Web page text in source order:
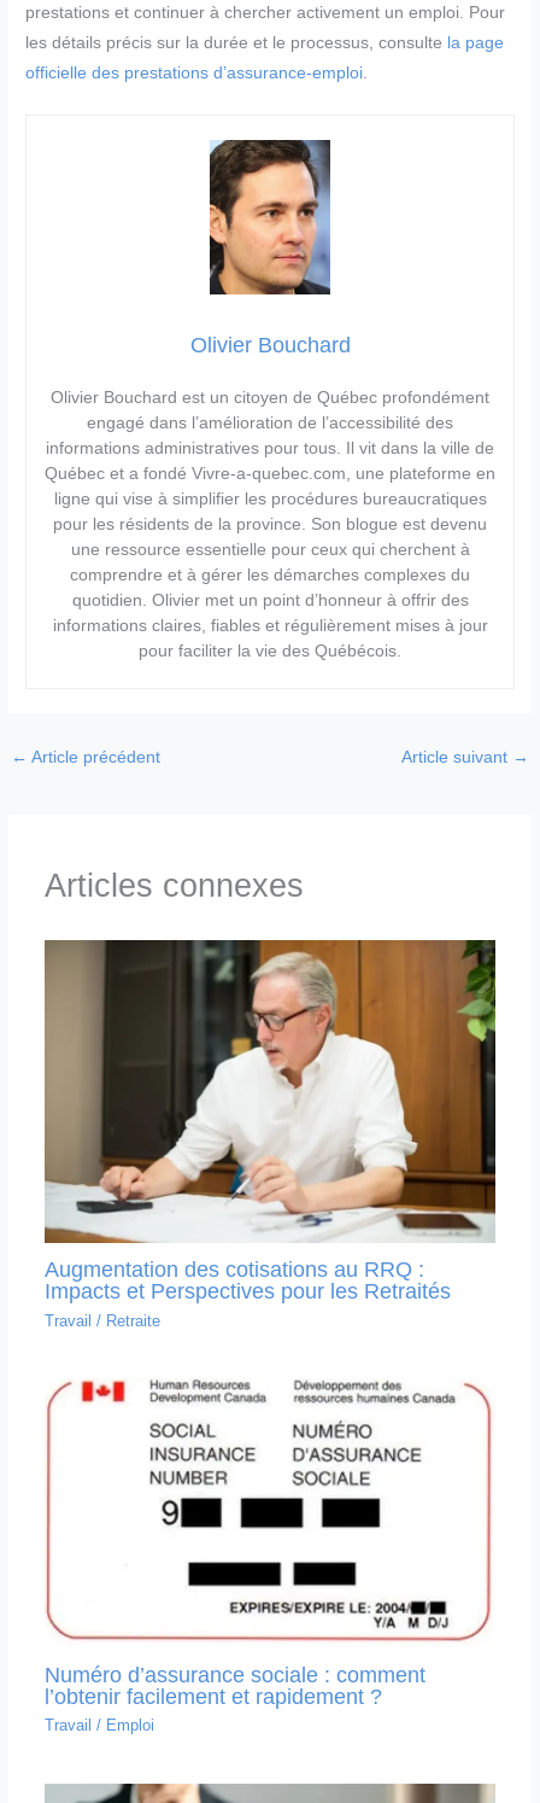
prestations et continuer à chercher activement un emploi. Pour
les détails précis sur la durée et le processus, consulte la page
officielle des prestations d’assurance-emploi
Olivier Bouchard
Olivier Bouchard est un citoyen de Québec profondément
engagé dans l’amélioration de l’accessibilité des
informations administratives pour tous. Il vit dans la ville de
Québec et a fondé Vivre-a-quebec.com, une plateforme en
ligne qui vise à simplifier les procédures bureaucratiques
pour les résidents de la province. Son blogue est devenu
une ressource essentielle pour ceux qui cherchent à
comprendre et à gérer les démarches complexes du
quotidien. Olivier met un point d’honneur à offrir des
informations claires, fiables et régulièrement mises à jour
pour faciliter la vie des Québécois.
← Article précédent Article suivant →
Articles connexes
Augmentation des cotisations au RRQ :
Impacts et Perspectives pour les Retraités
Travail / Retraite
Numéro d’assurance sociale : comment
l’obtenir facilement et rapidement ?
Travail / Emploi